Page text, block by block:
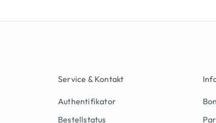
Service & Kontakt
Authentifikator
Bestellstatus